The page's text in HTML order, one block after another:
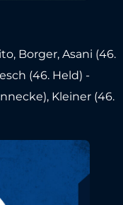
Borger, Asani (46.
(46. Held) -
Kleiner (46.